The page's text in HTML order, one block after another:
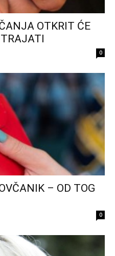
OTKRIT ĆE
TRAJATI
0
– OD TOG
0